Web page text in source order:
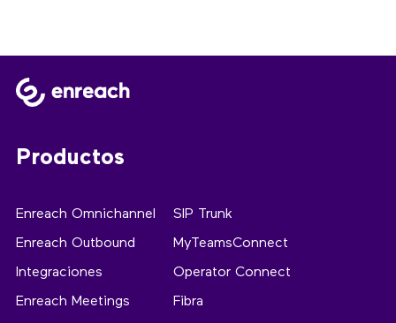
Productos
Enreach Omnichannel
Enreach Outbound
Integraciones
Enreach Meetings
SIP Trunk
MyTeamsConnect
Operator Connect
Fibra